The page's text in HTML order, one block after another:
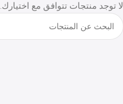
لا توجد منتجات تتوافق مع اختيارك.